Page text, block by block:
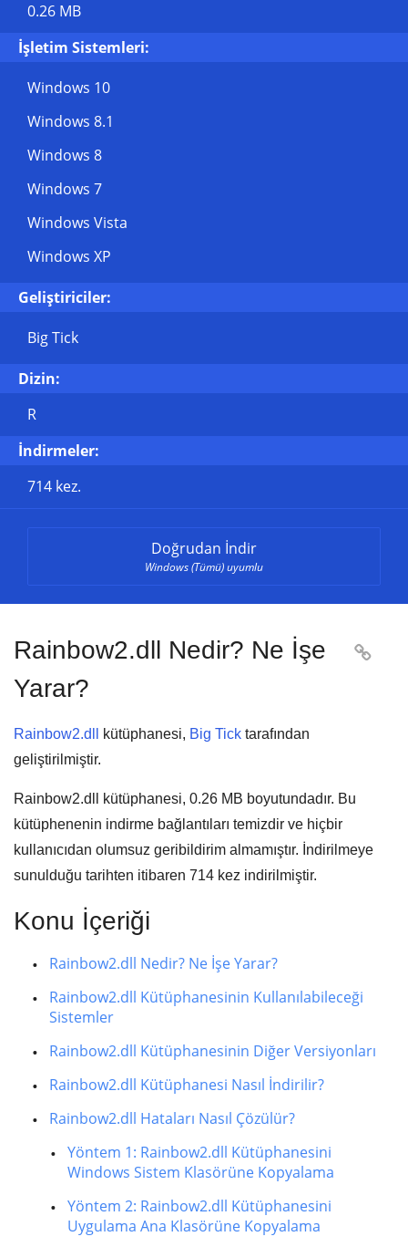
0.26 MB
İşletim Sistemleri:
Windows 10
Windows 8.1
Windows 8
Windows 7
Windows Vista
Windows XP
Geliştiriciler:
Big Tick
Dizin:
R
İndirmeler:
714 kez.
Doğrudan İndir
Windows (Tümü) uyumlu
Rainbow2.dll Nedir? Ne İşe
Yarar?

Rainbow2.dll kütüphanesi, Big Tick tarafından
geliştirilmiştir.
Rainbow2.dll kütüphanesi, 0.26 MB boyutundadır. Bu
kütüphenenin indirme bağlantıları temizdir ve hiçbir
kullanıcıdan olumsuz geribildirim almamıştır. İndirilmeye
sunulduğu tarihten itibaren 714 kez indirilmiştir.
Konu İçeriği
Rainbow2.dll Nedir? Ne İşe Yarar?
Rainbow2.dll Kütüphanesinin Kullanılabileceği
Sistemler
Rainbow2.dll Kütüphanesinin Diğer Versiyonları
Rainbow2.dll Kütüphanesi Nasıl İndirilir?
Rainbow2.dll Hataları Nasıl Çözülür?
Yöntem 1: Rainbow2.dll Kütüphanesini
Windows Sistem Klasörüne Kopyalama
Yöntem 2: Rainbow2.dll Kütüphanesini
Uygulama Ana Klasörüne Kopyalama